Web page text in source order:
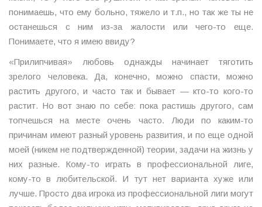
понимаешь, что ему больно, тяжело и т.п., но так же ты не
останешься с ним из-за жалости или чего-то еще.
Понимаете, что я имею ввиду?
«Прилипчивая» любовь однажды начинает тяготить
зрелого человека. Да, конечно, можно спасти, можно
растить другого, и часто так и бывает — кто-то кого-то
растит. Но вот знаю по себе: пока растишь другого, сам
топчешься на месте очень часто. Люди по каким-то
причинам имеют разный уровень развития, и по еще одной
моей (никем не подтвержденной) теории, задачи на жизнь у
них разные. Кому-то играть в профессиональной лиге,
кому-то в любительской. И тут нет варианта хуже или
лучше. Просто два игрока из профессиональной лиги могут